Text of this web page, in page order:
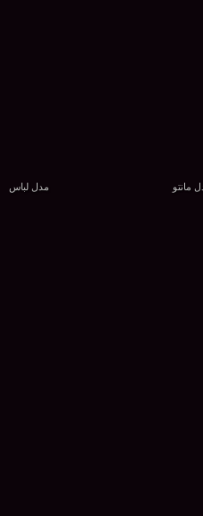
مانتو مدل لباس